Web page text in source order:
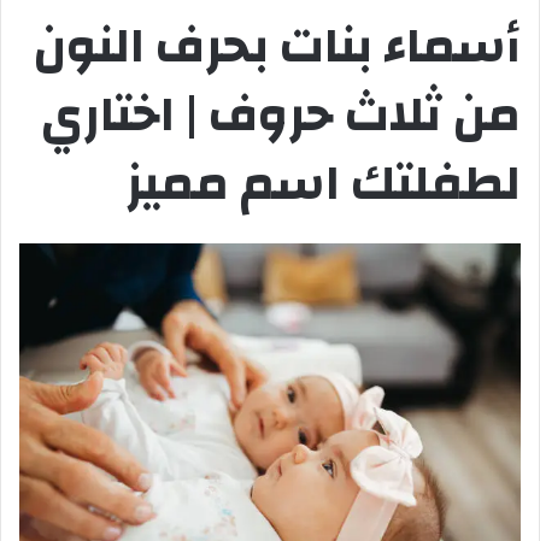
أسماء بنات بحرف النون
من ثلاث حروف | اختاري
لطفلتك اسم مميز